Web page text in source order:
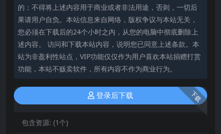
的；不得将上述内容用于商业或者非法用途，否则，一切后
果请用户自负。本站信息来自网络，版权争议与本站无关，
您必须在下载后的24个小时之内，从您的电脑中彻底删除上
述内容。 访问和下载本站内容，说明您已同意上述条款。本
站为非盈利性站点，VIP功能仅仅作为用户喜欢本站捐赠打赏
功能，本站不贩卖软件，所有内容不作为商业行为。
下载
登录后下载
包含资源: (1个)